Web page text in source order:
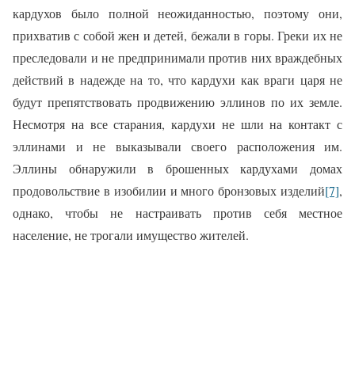
кардухов было полной неожиданностью, поэтому они,
прихватив с собой жен и детей, бежали в горы. Греки их не
преследовали и не предпринимали против них враждебных
действий в надежде на то, что кардухи как враги царя не
будут препятствовать продвижению эллинов по их земле.
Несмотря на все старания, кардухи не шли на контакт с
эллинами и не выказывали своего расположения им.
Эллины обнаружили в брошенных кардухами домах
продовольствие в изобилии и много бронзовых изделий[7],
однако, чтобы не настраивать против себя местное
население, не трогали имущество жителей.